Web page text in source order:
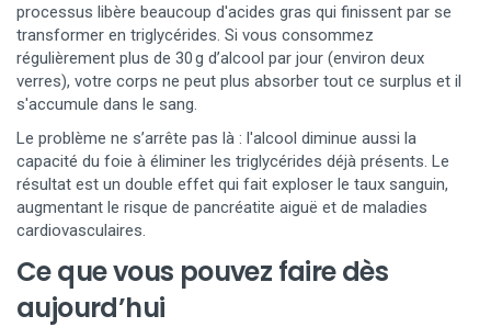
processus libère beaucoup d'acides gras qui finissent par se
transformer en triglycérides. Si vous consommez
régulièrement plus de 30 g d’alcool par jour (environ deux
verres), votre corps ne peut plus absorber tout ce surplus et il
s'accumule dans le sang.
Le problème ne s’arrête pas là : l'alcool diminue aussi la
capacité du foie à éliminer les triglycérides déjà présents. Le
résultat est un double effet qui fait exploser le taux sanguin,
augmentant le risque de pancréatite aiguë et de maladies
cardiovasculaires.
Ce que vous pouvez faire dès
aujourd’hui